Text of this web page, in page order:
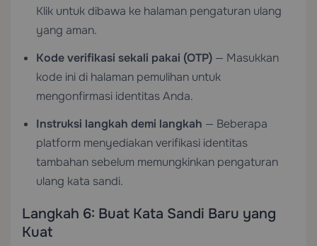
Klik untuk dibawa ke halaman pengaturan ulang
yang aman.
Kode verifikasi sekali pakai (OTP) — Masukkan
kode ini di halaman pemulihan untuk
mengonfirmasi identitas Anda.
Instruksi langkah demi langkah — Beberapa
platform menyediakan verifikasi identitas
tambahan sebelum memungkinkan pengaturan
ulang kata sandi.
Langkah 6: Buat Kata Sandi Baru yang
Kuat